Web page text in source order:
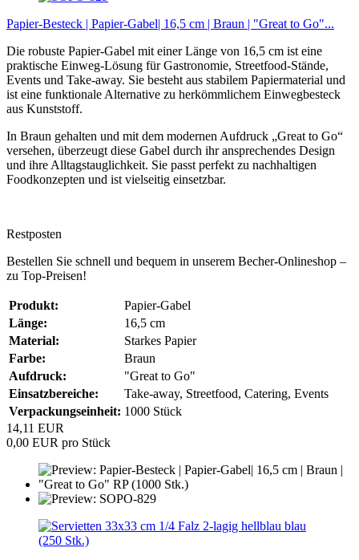
Papier-Besteck | Papier-Gabel| 16,5 cm | Braun | "Great to Go"...
Die robuste Papier-Gabel mit einer Länge von 16,5 cm ist eine
praktische Einweg-Lösung für Gastronomie, Streetfood-Stände,
Events und Take-away. Sie besteht aus stabilem Papiermaterial und
ist eine funktionale Alternative zu herkömmlichem Einwegbesteck
aus Kunststoff.
In Braun gehalten und mit dem modernen Aufdruck „Great to Go“
versehen, überzeugt diese Gabel durch ihr ansprechendes Design
und ihre Alltagstauglichkeit. Sie passt perfekt zu nachhaltigen
Foodkonzepten und ist vielseitig einsetzbar.
Restposten
Bestellen Sie schnell und bequem in unserem Becher-Onlineshop –
zu Top-Preisen!
Produkt:
Papier-Gabel
Länge:
16,5 cm
Material:
Starkes Papier
Farbe:
Braun
Aufdruck:
"Great to Go"
Einsatzbereiche:
Take-away, Streetfood, Catering, Events
Verpackungseinheit: 1000 Stück
14,11 EUR
0,00 EUR pro Stück